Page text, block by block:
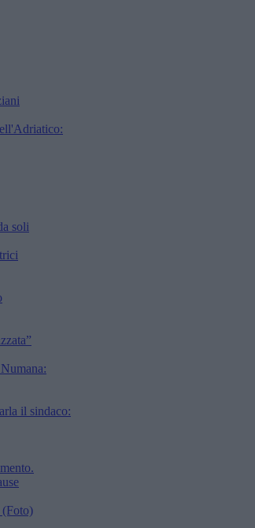
soli
il sindaco:
(Foto)